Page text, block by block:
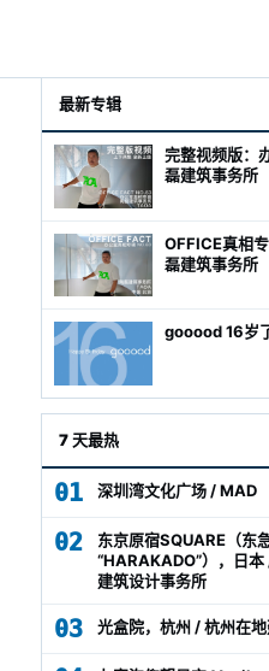
最新专辑
完整视频版：
磊建筑事务所
OFFICE真相
磊建筑事务所
gooood 16岁了
7 天最热
01 深圳湾文化广场 / MAD
02
东京原宿SQUARE（东
“HARAKADO”），日
建筑设计事务所
03 光盒院，杭州 / 杭州在